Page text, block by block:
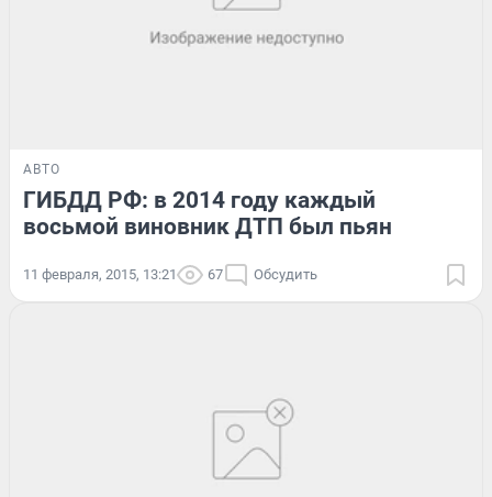
АВТО
ГИБДД РФ: в 2014 году каждый
восьмой виновник ДТП был пьян
11 февраля, 2015, 13:21 67 Обсудить